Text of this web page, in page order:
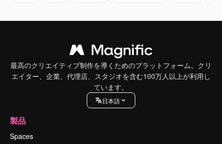
最高のクリエイティブ制作を導くためのプラットフォーム。クリ
エイター、企業、代理店、スタジオを含む100万人以上が利用し
ています。
日本語
製品
Spaces